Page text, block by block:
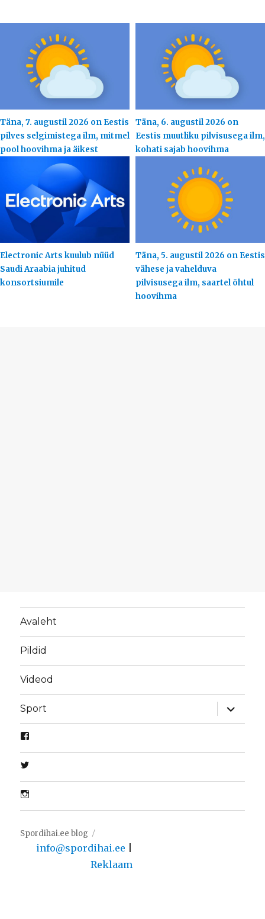
Täna, 7. augustil 2026 on Eestis
pilves selgimistega ilm, mitmel
pool hoovihma ja äikest
Täna, 6. augustil 2026 on
Eestis muutliku pilvisusega ilm,
kohati sajab hoovihma
Electronic Arts kuulub nüüd
Saudi Araabia juhitud
konsortsiumile
Täna, 5. augustil 2026 on Eestis
vähese ja vahelduva
pilvisusega ilm, saartel õhtul
hoovihma
Avaleht
Pildid
Videod
Sport
laienda
Spordihai.ee blog
info@spordihai.ee
Reklaam